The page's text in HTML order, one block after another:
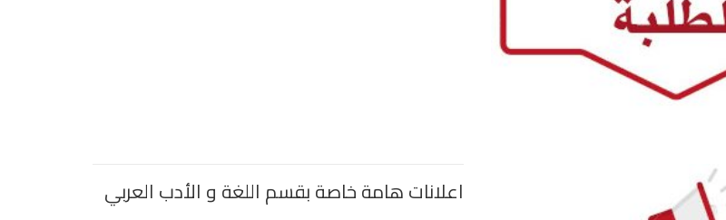
اعلانات هامة خاصة بقسم اللغة و الأدب العربي